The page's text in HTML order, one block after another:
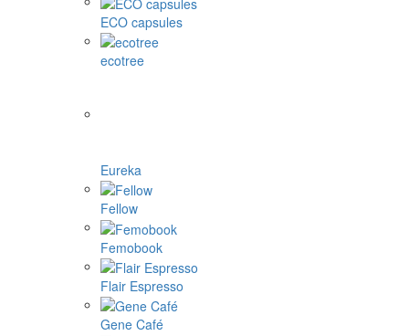
ECO capsules
ecotree
Eureka
Fellow
Femobook
Flair Espresso
Gene Café